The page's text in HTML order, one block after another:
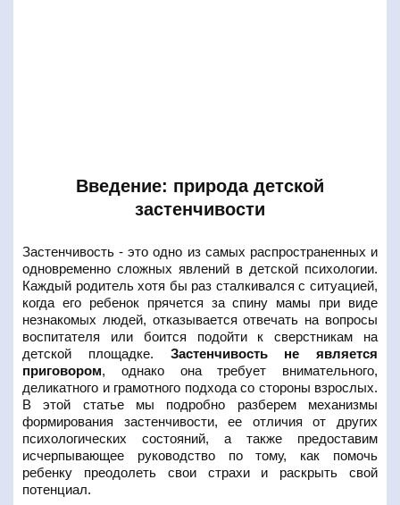
Введение: природа детской
застенчивости
Застенчивость - это одно из самых распространенных и
одновременно сложных явлений в детской психологии.
Каждый родитель хотя бы раз сталкивался с ситуацией,
когда его ребенок прячется за спину мамы при виде
незнакомых людей, отказывается отвечать на вопросы
воспитателя или боится подойти к сверстникам на
детской площадке. Застенчивость не является
приговором, однако она требует внимательного,
деликатного и грамотного подхода со стороны взрослых.
В этой статье мы подробно разберем механизмы
формирования застенчивости, ее отличия от других
психологических состояний, а также предоставим
исчерпывающее руководство по тому, как помочь
ребенку преодолеть свои страхи и раскрыть свой
потенциал.